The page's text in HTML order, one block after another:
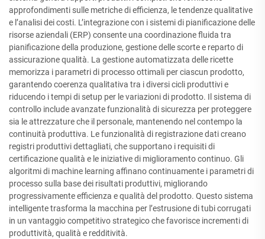
approfondimenti sulle metriche di efficienza, le tendenze qualitative
e l’analisi dei costi. L’integrazione con i sistemi di pianificazione delle
risorse aziendali (ERP) consente una coordinazione fluida tra
pianificazione della produzione, gestione delle scorte e reparto di
assicurazione qualità. La gestione automatizzata delle ricette
memorizza i parametri di processo ottimali per ciascun prodotto,
garantendo coerenza qualitativa tra i diversi cicli produttivi e
riducendo i tempi di setup per le variazioni di prodotto. Il sistema di
controllo include avanzate funzionalità di sicurezza per proteggere
sia le attrezzature che il personale, mantenendo nel contempo la
continuità produttiva. Le funzionalità di registrazione dati creano
registri produttivi dettagliati, che supportano i requisiti di
certificazione qualità e le iniziative di miglioramento continuo. Gli
algoritmi di machine learning affinano continuamente i parametri di
processo sulla base dei risultati produttivi, migliorando
progressivamente efficienza e qualità del prodotto. Questo sistema
intelligente trasforma la macchina per l’estrusione di tubi corrugati
in un vantaggio competitivo strategico che favorisce incrementi di
produttività, qualità e redditività.